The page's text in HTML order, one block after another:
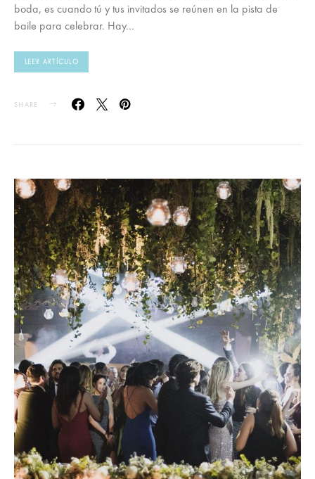
boda, es cuando tú y tus invitados se reúnen en la pista de
baile para celebrar. Hay…
LEER ARTÍCULO
SHARE